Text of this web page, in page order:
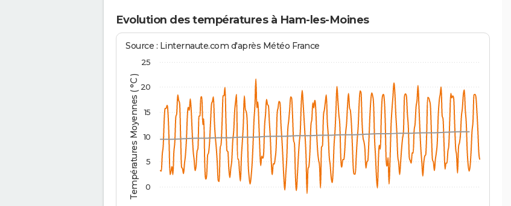
Evolution des températures à Ham-les-Moines
Températures Moyennes ( °C )
Source : Linternaute.com d'après Météo France
0
5
10
15
20
25